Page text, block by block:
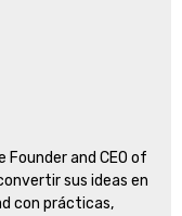
Founder and CEO of
sus ideas en
con prácticas,